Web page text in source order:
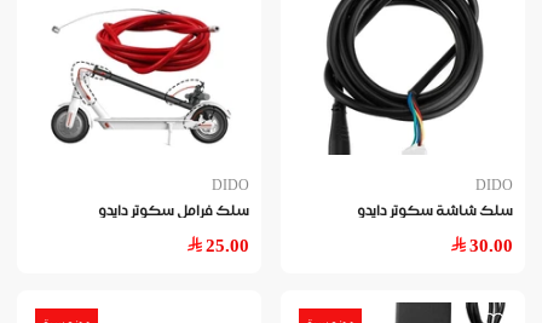
DIDO
سلك شاشة سكوتر دايدو
30.00
DIDO
سلك فرامل سكوتر دايدو
25.00